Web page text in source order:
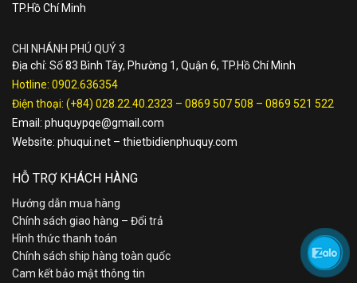
TP.Hồ Chí Minh
CHI NHÁNH PHÚ QUÝ 3
Địa chỉ: Số 83 Bình Tây, Phường 1, Quận 6, TP.Hồ Chí Minh
Hotline: 0902.636354
Điện thoại: (+84) 028.22.40.2323 – 0869 507 508 – 0869 521 522
Email: phuquypqe@gmail.com
Website: phuqui.net – thietbidienphuquy.com
HỖ TRỢ KHÁCH HÀNG
Hướng dẫn mua hàng
Chính sách giao hàng – Đổi trả
Hình thức thanh toán
Chính sách ship hàng toàn quốc
Cam kết bảo mật thông tin